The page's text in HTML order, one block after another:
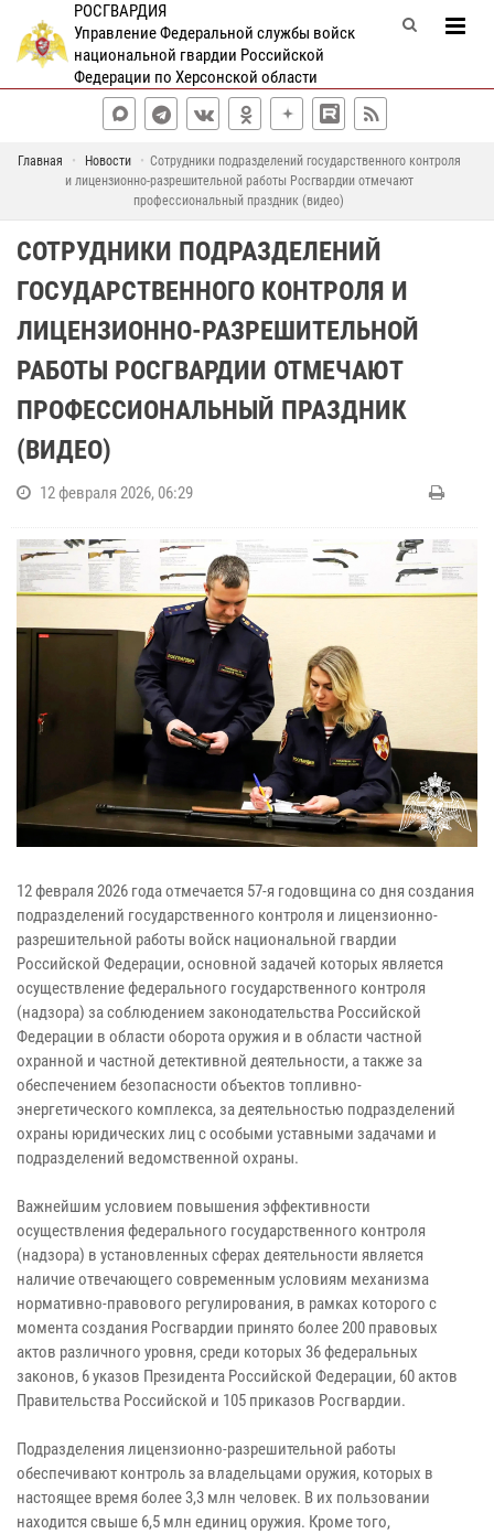
РОСГВАРДИЯ
Управление Федеральной службы войск
национальной гвардии Российской
Федерации по Херсонской области
Главная Новости
Сотрудники подразделений государственного контроля
и лицензионно-разрешительной работы Росгвардии отмечают
профессиональный праздник (видео)
СОТРУДНИКИ ПОДРАЗДЕЛЕНИЙ
ГОСУДАРСТВЕННОГО КОНТРОЛЯ И
ЛИЦЕНЗИОННО-РАЗРЕШИТЕЛЬНОЙ
РАБОТЫ РОСГВАРДИИ ОТМЕЧАЮТ
ПРОФЕССИОНАЛЬНЫЙ ПРАЗДНИК
(ВИДЕО)
12 февраля 2026, 06:29
12 февраля 2026 года отмечается 57-я годовщина со дня создания
подразделений государственного контроля и лицензионно-
разрешительной работы войск национальной гвардии
Российской Федерации, основной задачей которых является
осуществление федерального государственного контроля
(надзора) за соблюдением законодательства Российской
Федерации в области оборота оружия и в области частной
охранной и частной детективной деятельности, а также за
обеспечением безопасности объектов топливно-
энергетического комплекса, за деятельностью подразделений
охраны юридических лиц с особыми уставными задачами и
подразделений ведомственной охраны.
Важнейшим условием повышения эффективности
осуществления федерального государственного контроля
(надзора) в установленных сферах деятельности является
наличие отвечающего современным условиям механизма
нормативно-правового регулирования, в рамках которого с
момента создания Росгвардии принято более 200 правовых
актов различного уровня, среди которых 36 федеральных
законов, 6 указов Президента Российской Федерации, 60 актов
Правительства Российской и 105 приказов Росгвардии.
Подразделения лицензионно-разрешительной работы
обеспечивают контроль за владельцами оружия, которых в
настоящее время более 3,3 млн человек. В их пользовании
находится свыше 6,5 млн единиц оружия. Кроме того,